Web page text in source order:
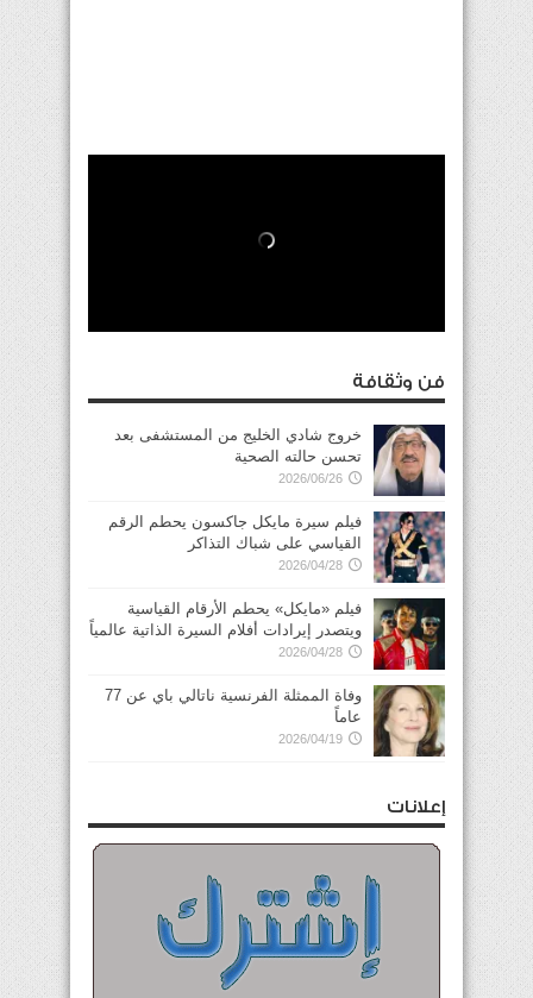
فن وثقافة
خروج شادي الخليج من المستشفى بعد
تحسن حالته الصحية
2026/06/26
فيلم سيرة مايكل جاكسون يحطم الرقم
القياسي على شباك التذاكر
2026/04/28
فيلم «مايكل» يحطم الأرقام القياسية
ويتصدر إيرادات أفلام السيرة الذاتية عالمياً
2026/04/28
وفاة الممثلة الفرنسية ناتالي باي عن 77
عاماً
2026/04/19
إعلانات